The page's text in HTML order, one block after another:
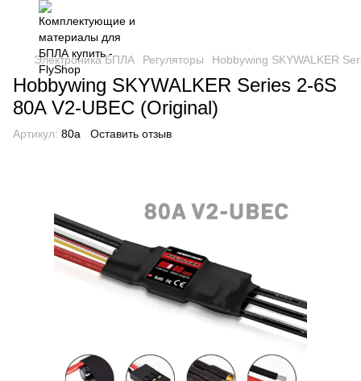
Электроника БПЛА Регуляторы Hobbywing SKYWALKER
Hobbywing SKYWALKER Series 2-6S
80A V2-UBEC (Original)
Артикул: 80a Оставить отзыв